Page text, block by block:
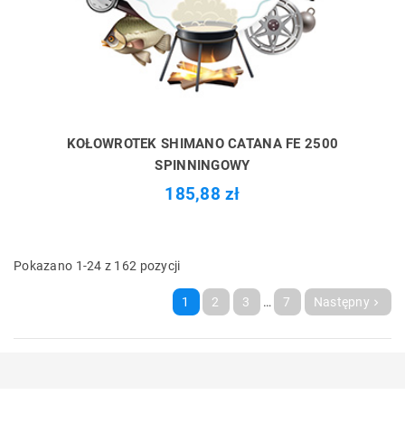
KOŁOWROTEK SHIMANO CATANA FE 2500
SPINNINGOWY
185,88 zł
Pokazano 1-24 z 162 pozycji
1 2 3 … 7 Następny 